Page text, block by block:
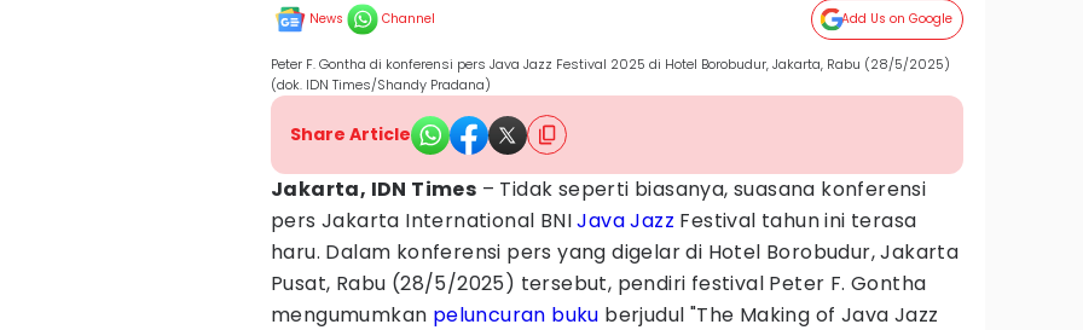
News Channel Add Us on Google
Peter F. Gontha di konferensi pers Java Jazz Festival 2025 di Hotel Borobudur, Jakarta, Rabu (28/5/2025)
(dok. IDN Times/Shandy Pradana)
Share Article
Jakarta, IDN Times – Tidak seperti biasanya, suasana konferensi
pers Jakarta International BNIJava Jazz Festival tahun ini terasa
haru. Dalam konferensi pers yang digelar di Hotel Borobudur, Jakarta
Pusat, Rabu (28/5/2025) tersebut, pendiri festival Peter F. Gontha
mengumumkan peluncuran buku berjudul "The Making of Java Jazz